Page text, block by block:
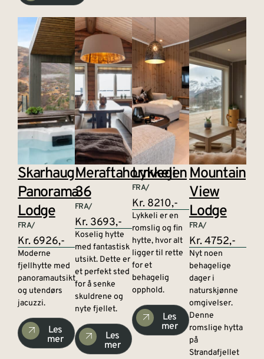
Skarhaug
Panorama
Lodge
FRA/
Kr. 6926,-
Moderne
fjellhytte med
panoramautsikt
og utendørs
jacuzzi.
Les
mer
Meraftahornvegen
36
FRA/
Kr. 3693,-
Koselig hytte
med fantastisk
utsikt. Dette er
et perfekt sted
for å senke
skuldrene og
nyte fjellet.
Les
mer
Lykkeli
FRA/
Kr. 8210,-
Lykkeli er en
romslig og fin
hytte, hvor alt
ligger til rette
for et
behagelig
opphold.
Les
mer
Mountain
View
Lodge
FRA/
Kr. 4752,-
Nyt noen
behagelige
dager i
naturskjønne
omgivelser.
Denne
romslige hytta
på
Strandafjellet